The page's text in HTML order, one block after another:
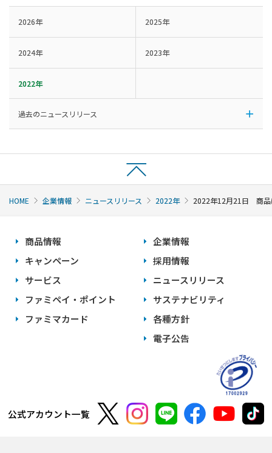
2026年 2025年
2024年 2023年
2022年
過去のニュースリリース
HOME 企業情報 ニュースリリース 2022年 2022年12月21日 商品
商品情報
キャンペーン
サービス
ファミペイ・ポイント
ファミマカード
企業情報
採用情報
ニュースリリース
サステナビリティ
各種方針
電子公告
公式アカウント一覧